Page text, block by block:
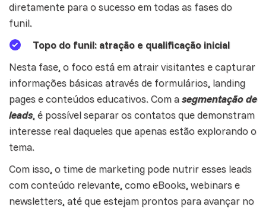
diretamente para o sucesso em todas as fases do
funil.
Topo do funil: atração e qualificação inicial
Nesta fase, o foco está em atrair visitantes e capturar
informações básicas através de formulários, landing
pages e conteúdos educativos. Com asegmentação de
leads, é possível separar os contatos que demonstram
interesse real daqueles que apenas estão explorando o
tema.
Com isso, o time de marketing pode nutrir esses leads
com conteúdo relevante, como eBooks, webinars e
newsletters, até que estejam prontos para avançar no